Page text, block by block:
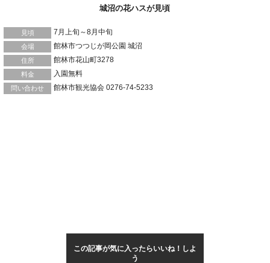
城沼の花ハスが見頃
見頃 7月上旬～8月中旬
会場 館林市つつじが岡公園 城沼
住所 館林市花山町3278
料金 入園無料
問い合わせ 館林市観光協会 0276-74-5233
この記事が気に入ったらいいね！しよ
う